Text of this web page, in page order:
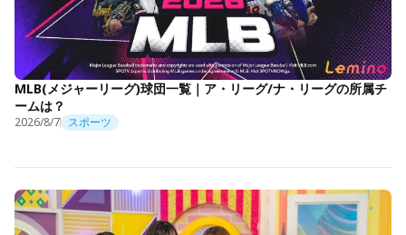
MLB(メジャーリーグ)球団一覧｜ア・リーグ/ナ・リーグの所属チ
ームは？
2026/8/7 スポーツ